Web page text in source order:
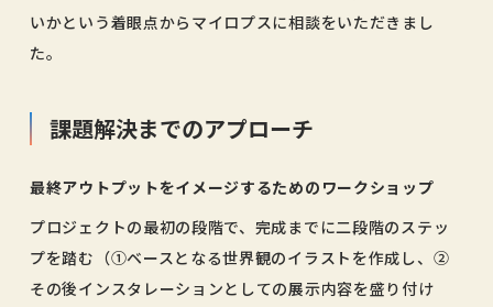
いかという着眼点からマイロプスに相談をいただきまし
た。
課題解決までのアプローチ
最終アウトプットをイメージするためのワークショップ
プロジェクトの最初の段階で、完成までに二段階のステッ
プを踏む（①ベースとなる世界観のイラストを作成し、②
その後インスタレーションとしての展示内容を盛り付け